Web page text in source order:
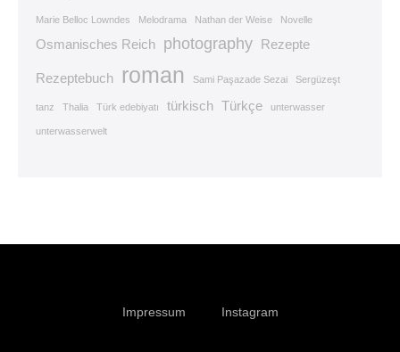
Marie Belloc Lowndes Melodrama Nathan der Weise Novelle
Osmanisches Reich photography Rezepte
Rezeptebuch roman Sami Paşazade Sezai Sergüzeşt
tanz Thalia Türk edebiyatı türkisch Türkçe unterwasser
unterwasserwelt
Impressum Instagram